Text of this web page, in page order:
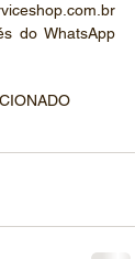
do WhatsApp